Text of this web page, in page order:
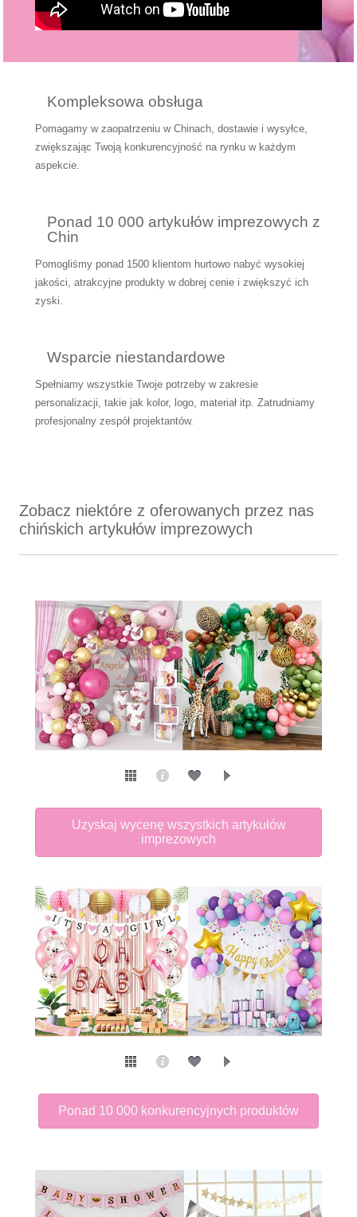
Kompleksowa obsługa
Pomagamy w zaopatrzeniu w Chinach, dostawie i wysyłce,
zwiększając Twoją konkurencyjność na rynku w każdym
aspekcie.
Ponad 10 000 artykułów imprezowych z
Chin
Pomogliśmy ponad 1500 klientom hurtowo nabyć wysokiej
jakości, atrakcyjne produkty w dobrej cenie i zwiększyć ich
zyski.
Wsparcie niestandardowe
Spełniamy wszystkie Twoje potrzeby w zakresie
personalizacji, takie jak kolor, logo, materiał itp. Zatrudniamy
profesjonalny zespół projektantów.
Zobacz niektóre z oferowanych przez nas
chińskich artykułów imprezowych
Uzyskaj wycenę wszystkich artykułów
imprezowych
Ponad 10 000 konkurencyjnych produktów